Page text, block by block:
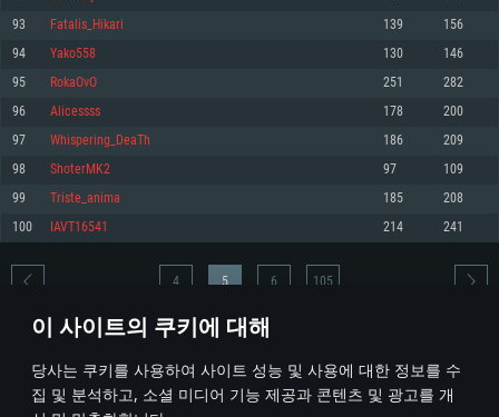
이 사이트의 쿠키에 대해
당사는 쿠키를 사용하여 사이트 성능 및 사용에 대한 정보를 수
집 및 분석하고, 소셜 미디어 기능 제공과 콘텐츠 및 광고를 개
네트워크: 브로드밴드 인터넷
여유 저장 공간: 22.1 GB (최소 클라이언트)
권장 사양
570 혹은 그 이상
여유 저장 공간: 62.2 GB (전체 클라이언트)
네트워크: 브로드밴드 인터넷
여유 저장 공간: 22.1 GB (최소 클라이언트)
권장 사양
네트워크: 브로드밴드 인터넷
여유 저장 공간: 62.2 GB (전체 클라이언트)
원하는 AMD (6개월 미만; 최소사양 지원 해상도 720p)
네트워크: 브로드밴드 인터넷
여유 저장 공간: 22.1 GB (최소 클라이언트)
권장 사양
운영체제: Ubuntu 20.04 64bit
프로세서: Intel Core i7
메모리: 16 GB
그래픽 카드: Vulkan 을 지원하고, 최신 그래픽 드라이버를 지원하는 NVIDIA
1060 (6개월 미만) 혹은 그와 동급의 성능을 가지며 최신 그래픽 드라이버를
지원하는 AMD RX 570 (6개월 미만; 최소사양 지원 해상도 720p) 이상
여유 저장 공간: 62.2 GB (전체 클라이언트)
93 Fatalis_Hikari 139 156
94 Yako558 130 146
95 RokaOvO 251 282
96 Alicessss 178 200
97 Whispering_DeaTh 186 209
98 ShoterMK2 97 109
99 Triste_anima 185 208
100 IAVT16541 214 241
* 순위표는 매일 1회 갱신됩니다
4 5 6 105